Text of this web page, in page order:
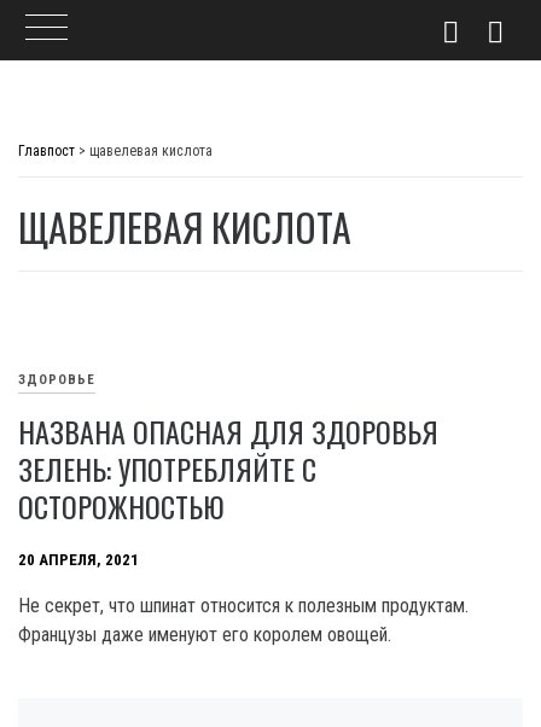
Главпост > щавелевая кислота
ЩАВЕЛЕВАЯ КИСЛОТА
ЗДОРОВЬЕ
НАЗВАНА ОПАСНАЯ ДЛЯ ЗДОРОВЬЯ
ЗЕЛЕНЬ: УПОТРЕБЛЯЙТЕ С
ОСТОРОЖНОСТЬЮ
20 АПРЕЛЯ, 2021
Не секрет, что шпинат относится к полезным продуктам.
Французы даже именуют его королем овощей.